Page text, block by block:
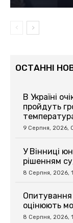
ОСТАННІ
В Україні
пройдуть
9 Серпня, 2026,
У Вінниці
рішенням
8 Серпня, 2026,
Опитування
оцінюють
8 Серпня, 2026,